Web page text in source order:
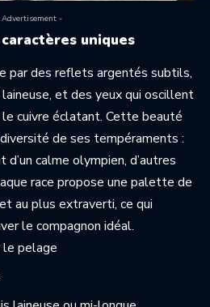
-
uniques
par des reflets argentés subtils,
et des yeux qui oscillent
cuivre éclatant. Cette beauté
de ses tempéraments :
calme olympien, d’autres
race propose une palette de
au plus extraverti, ce qui
le compagnon idéal.
pelage